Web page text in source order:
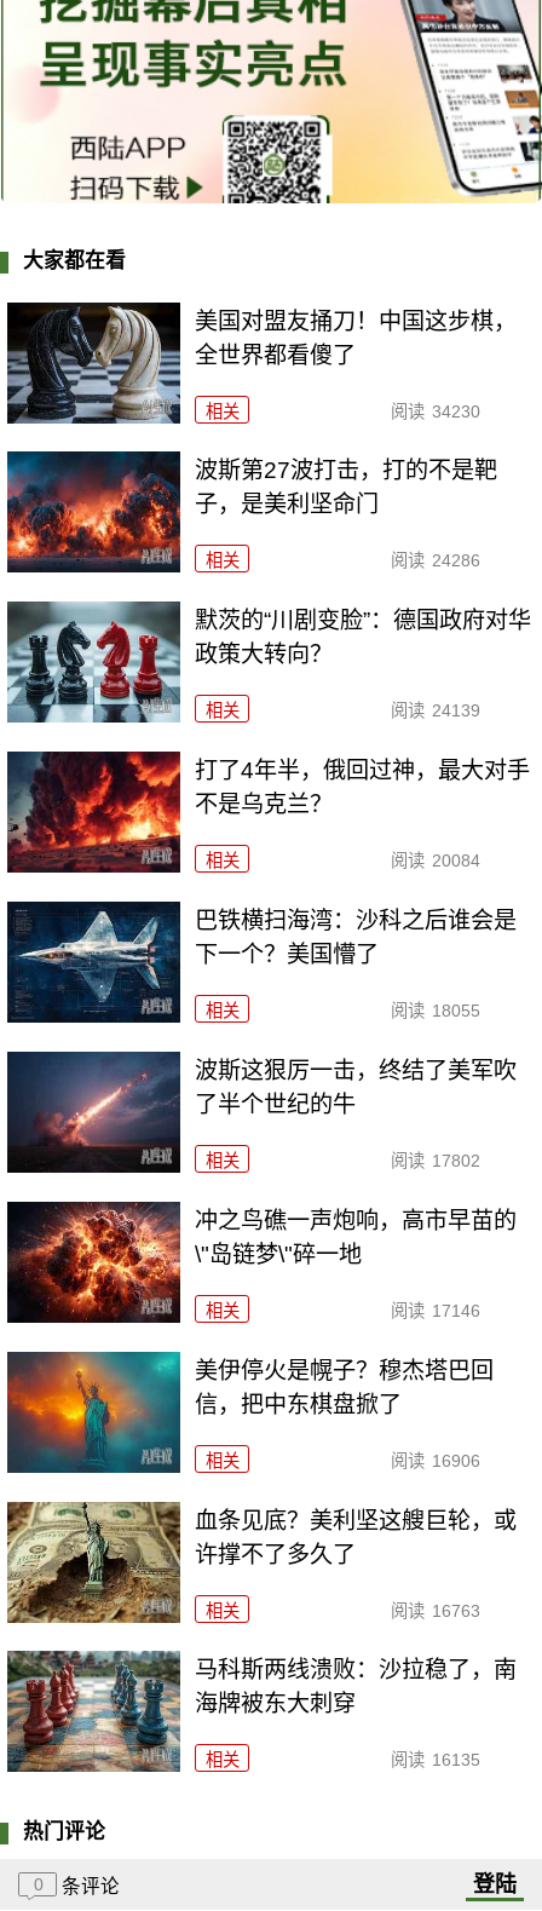
大家都在看
美国对盟友捅刀！中国这步棋，
全世界都看傻了
相关 阅读 34230
波斯第27波打击，打的不是靶
子，是美利坚命门
相关 阅读 24286
默茨的“川剧变脸”：德国政府对华
政策大转向？
相关 阅读 24139
打了4年半，俄回过神，最大对手
不是乌克兰？
相关 阅读 20084
巴铁横扫海湾：沙科之后谁会是
下一个？美国懵了
相关 阅读 18055
波斯这狠厉一击，终结了美军吹
了半个世纪的牛
相关 阅读 17802
冲之鸟礁一声炮响，高市早苗的
\"岛链梦\"碎一地
相关 阅读 17146
美伊停火是幌子？穆杰塔巴回
信，把中东棋盘掀了
相关 阅读 16906
血条见底？美利坚这艘巨轮，或
许撑不了多久了
相关 阅读 16763
马科斯两线溃败：沙拉稳了，南
海牌被东大刺穿
相关 阅读 16135
热门评论
0 条评论 登陆